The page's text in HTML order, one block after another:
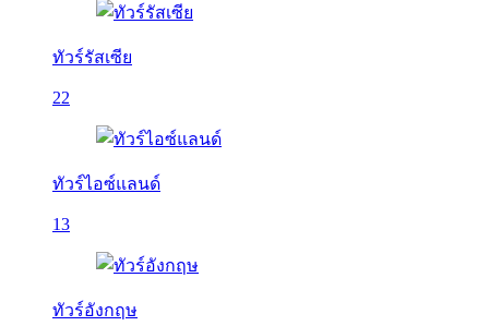
ทัวร์รัสเซีย
22
ทัวร์ไอซ์แลนด์
13
ทัวร์อังกฤษ